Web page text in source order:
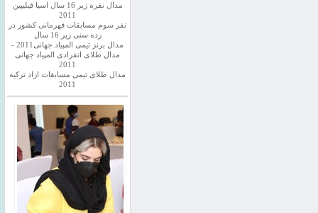
مدال نقره زیر 16 سال اسیا فیلیپین
2011
نفر سوم مسابقات قهرمانی کشور در
رده سنی زیر 16 سال
مدال برنز تیمی المپیاد جهانی2011 -
مدال طلای انفرادی المپیاد جهانی
2011
مدال طلای تیمی مسابقات ازاد ترکیه
2011